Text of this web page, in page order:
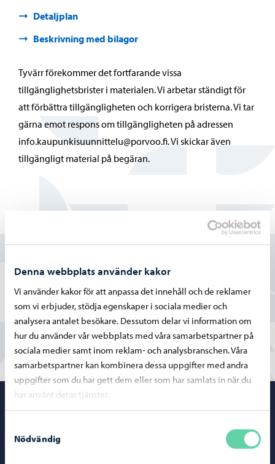
Denna webbplats använder kakor
Vi använder kakor för att anpassa det innehåll och de reklamer
som vi erbjuder, stödja egenskaper i sociala medier och
analysera antalet besökare. Dessutom delar vi information om
hur du använder vår webbplats med våra samarbetspartner på
sociala medier samt inom reklam- och analysbranschen. Våra
samarbetspartner kan kombinera dessa uppgifter med andra
uppgifter som du har gett dem eller som har samlats in när du
har använt deras tjänster.
Nödvändig
Detaljplan
Beskrivning med bilagor
Tyvärr förekommer det fortfarande vissa
tillgänglighetsbrister i materialen. Vi arbetar ständigt för
att förbättra tillgängligheten och korrigera bristerna. Vi tar
gärna emot respons om tillgängligheten på adressen
info.kaupunkisuunnittelu@porvoo.fi. Vi skickar även
tillgängligt material på begäran.
Nej